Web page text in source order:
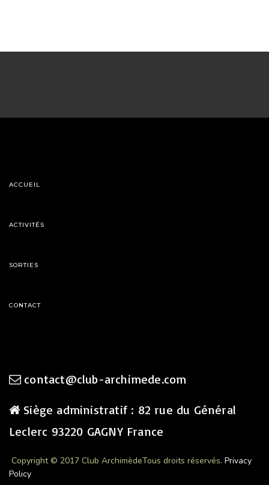
ACCUEIL
ACTIVITÉS
SORTIES
CONTACT
contact@club-archimede.com
Siège administratif : 82 rue du Général
Leclerc 93220 GAGNY France
Copyright © 2017 Club ArchimèdeTous droits réservés. Privacy
Policy